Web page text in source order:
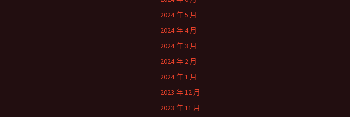
2024 年 5 月
2024 年 4 月
2024 年 3 月
2024 年 2 月
2024 年 1 月
2023 年 12 月
2023 年 11 月